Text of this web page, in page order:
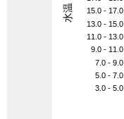
15.0 - 17.0
13.0 - 15.0
11.0 - 13.0
9.0 - 11.0
7.0 - 9.0
5.0 - 7.0
3.0 - 5.0